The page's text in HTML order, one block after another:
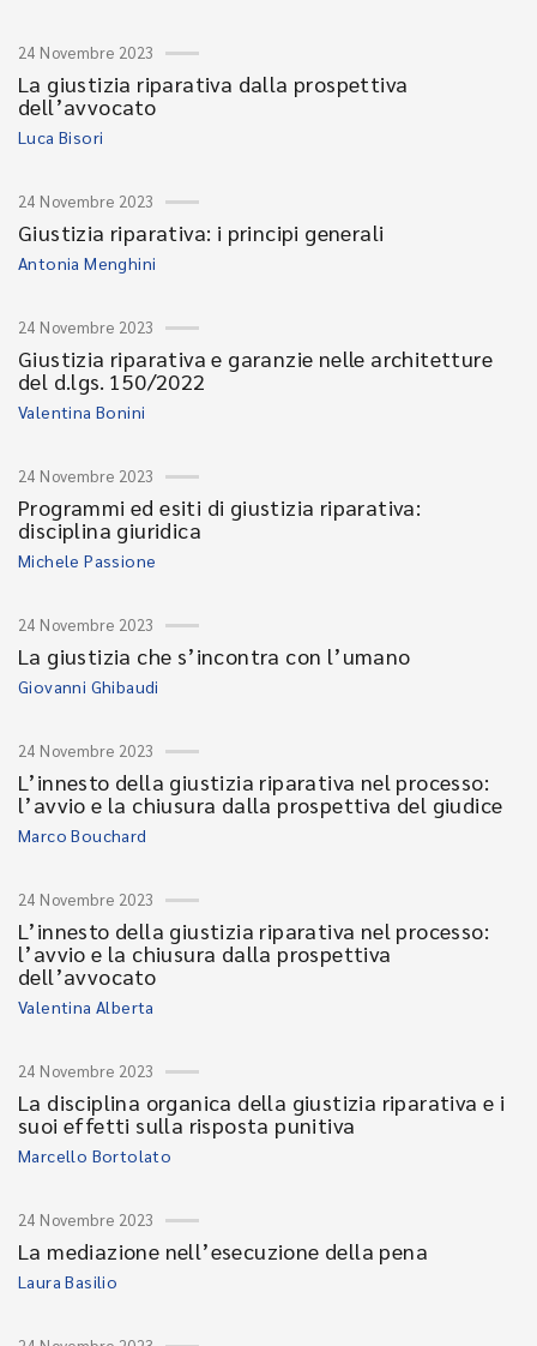
24 Novembre 2023
La giustizia riparativa dalla prospettiva
dell’avvocato
Luca Bisori
24 Novembre 2023
Giustizia riparativa: i principi generali
Antonia Menghini
24 Novembre 2023
Giustizia riparativa e garanzie nelle architetture
del d.lgs. 150/2022
Valentina Bonini
24 Novembre 2023
Programmi ed esiti di giustizia riparativa:
disciplina giuridica
Michele Passione
24 Novembre 2023
La giustizia che s’incontra con l’umano
Giovanni Ghibaudi
24 Novembre 2023
L’innesto della giustizia riparativa nel processo:
l’avvio e la chiusura dalla prospettiva del giudice
Marco Bouchard
24 Novembre 2023
L’innesto della giustizia riparativa nel processo:
l’avvio e la chiusura dalla prospettiva
dell’avvocato
Valentina Alberta
24 Novembre 2023
La disciplina organica della giustizia riparativa e i
suoi effetti sulla risposta punitiva
Marcello Bortolato
24 Novembre 2023
La mediazione nell’esecuzione della pena
Laura Basilio